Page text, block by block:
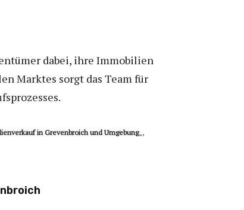
dabei, ihre Immobilien
Marktes sorgt das Team für
in Grevenbroich und Umgebung„,